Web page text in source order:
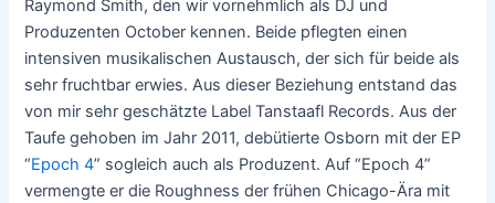
Raymond Smith, den wir vornehmlich als DJ und
Produzenten October kennen. Beide pflegten einen
intensiven musikalischen Austausch, der sich für beide als
sehr fruchtbar erwies. Aus dieser Beziehung entstand das
von mir sehr geschätzte Label Tanstaafl Records. Aus der
Taufe gehoben im Jahr 2011, debütierte Osborn mit der EP
“Epoch 4” sogleich auch als Produzent. Auf “Epoch 4”
vermengte er die Roughness der frühen Chicago-Ära mit